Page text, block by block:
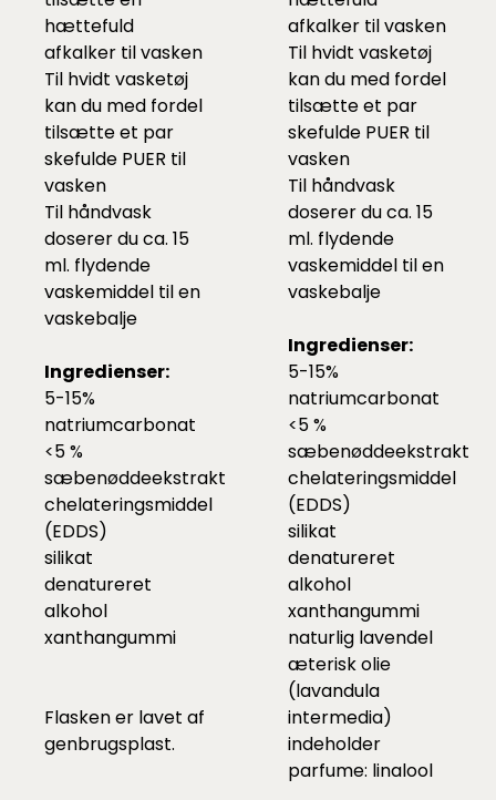
hættefuld
afkalker til vasken
Til hvidt vasketøj
kan du med fordel
tilsætte et par
skefulde PUER til
vasken
Til håndvask
doserer du ca. 15
ml. flydende
vaskemiddel til en
vaskebalje
Ingredienser:
5-15%
natriumcarbonat
<5 %
sæbenøddeekstrakt
chelateringsmiddel
(EDDS)
silikat
denatureret
alkohol
xanthangummi
Flasken er lavet af
genbrugsplast.
afkalker til vasken
Til hvidt vasketøj
kan du med fordel
tilsætte et par
skefulde PUER til
vasken
Til håndvask
doserer du ca. 15
ml. flydende
vaskemiddel til en
vaskebalje
Ingredienser:
5-15%
natriumcarbonat
<5 %
sæbenøddeekstrakt
chelateringsmiddel
(EDDS)
silikat
denatureret
alkohol
xanthangummi
naturlig lavendel
æterisk olie
(lavandula
intermedia)
indeholder
parfume: linalool